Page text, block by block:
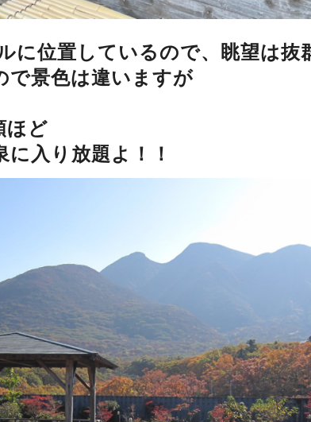
に位置しているので、眺望は抜
で景色は違いますが
ほど
入り放題よ！！